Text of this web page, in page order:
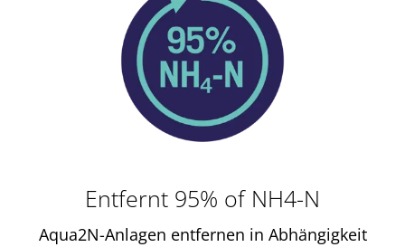
Entfernt 95% of NH4-N
Aqua2N-Anlagen entfernen in Abhängigkeit